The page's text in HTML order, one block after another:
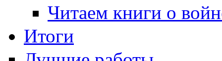
Читаем книги о
Итоги